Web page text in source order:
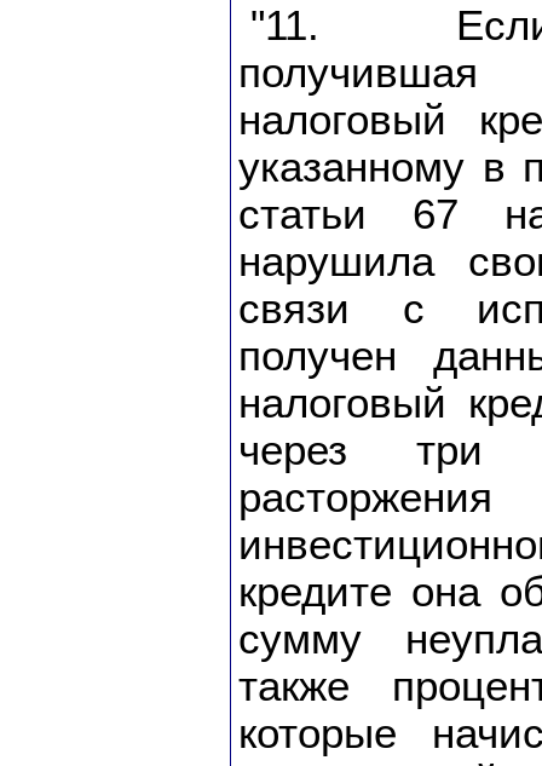
"11. Если
налоговый
указанному в
статьи 67
нарушила
связи с
получен
налоговый
через три
кредите она
сумму
также
которые